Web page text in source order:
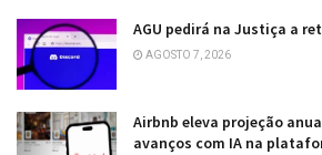
AGU pedirá na Justiça a
AGOSTO 7, 2026
Airbnb eleva projeção
avanços com IA na